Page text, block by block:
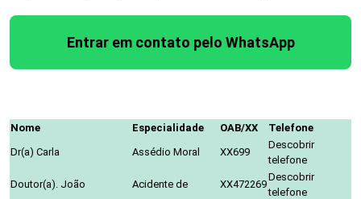
Entrar em contato pelo WhatsApp
Nome Especialidade OAB/XX
Telefone
Dr(a) Carla
Assédio Moral XX699
Descobrir
telefone
Doutor(a). João
Acidente de XX472269
Descobrir
telefone